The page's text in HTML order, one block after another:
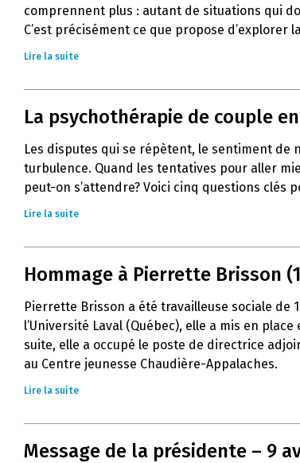
comprennent plus : autant de situations qui
C’est précisément ce que propose d’explorer
Lire la suite
La psychothérapie de couple
Les disputes qui se répètent, le sentiment de
turbulence. Quand les tentatives pour aller
peut-on s’attendre? Voici cinq questions clés
Lire la suite
Hommage à Pierrette Brisson
Pierrette Brisson a été travailleuse sociale de
l’Université Laval (Québec), elle a mis en
suite, elle a occupé le poste de directrice
au Centre jeunesse Chaudière-Appalaches.
Lire la suite
Message de la présidente – 9